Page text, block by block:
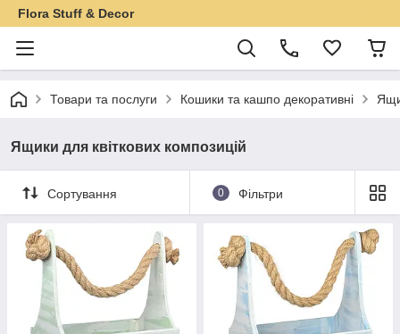
Flora Stuff & Decor
Товари та послуги Кошики та кашпо декоративні
Ящики для квіткових композицій
Сортування 0 Фільтри